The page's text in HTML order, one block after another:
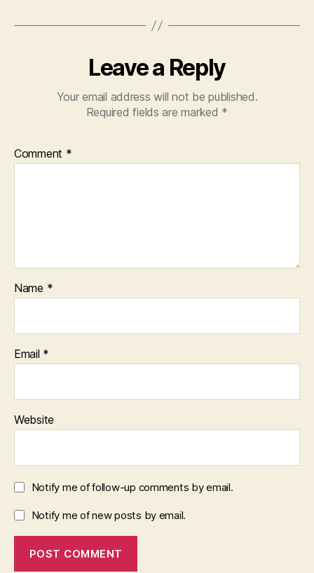
Leave a Reply
Your email address will not be published.
Required fields are marked *
Comment *
Name *
Email *
Website
Notify me of follow-up comments by email.
Notify me of new posts by email.